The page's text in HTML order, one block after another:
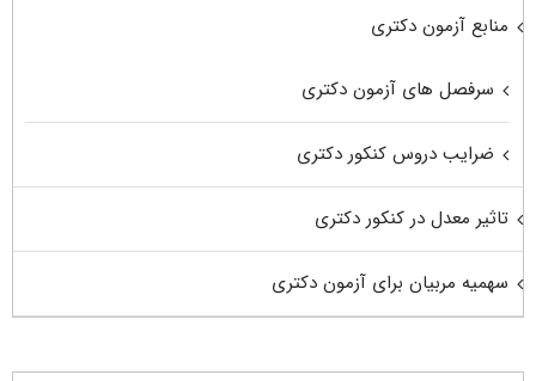
منابع آزمون دکتری
سرفصل های آزمون دکتری
ضرایب دروس کنکور دکتری
تاثیر معدل در کنکور دکتری
سهمیه مربیان برای آزمون دکتری